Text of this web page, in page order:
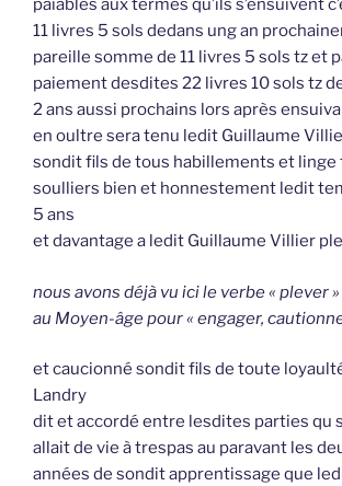
paiables aux termes qu’ils s’ensuivent
11 livres 5 sols dedans ung an
pareille somme de 11 livres 5 sols tz et
paiement desdites 22 livres 10 sols tz
2 ans aussi prochains lors après
en oultre sera tenu ledit Guillaume
sondit fils de tous habillements et linge
soulliers bien et honnestement ledit
5 ans
et davantage a ledit Guillaume Villier
nous avons déjà vu ici le verbe « plever
au Moyen-âge pour « engager,
et caucionné sondit fils de toute
Landry
dit et accordé entre lesdites parties qu
allait de vie à trespas au paravant les
années de sondit apprentissage que